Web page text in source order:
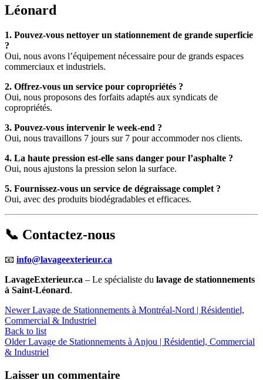
Léonard
1. Pouvez-vous nettoyer un stationnement de grande superficie
?
Oui, nous avons l’équipement nécessaire pour de grands espaces
commerciaux et industriels.
2. Offrez-vous un service pour copropriétés ?
Oui, nous proposons des forfaits adaptés aux syndicats de
copropriétés.
3. Pouvez-vous intervenir le week-end ?
Oui, nous travaillons 7 jours sur 7 pour accommoder nos clients.
4. La haute pression est-elle sans danger pour l’asphalte ?
Oui, nous ajustons la pression selon la surface.
5. Fournissez-vous un service de dégraissage complet ?
Oui, avec des produits biodégradables et efficaces.
📞 Contactez-nous
📧 info@lavageexterieur.ca
LavageExterieur.ca – Le spécialiste du lavage de stationnements
à Saint-Léonard.
Newer Lavage de Stationnements à Montréal-Nord | Résidentiel,
Commercial & Industriel
Back to list
Older Lavage de Stationnements à Anjou | Résidentiel, Commercial
& Industriel
Laisser un commentaire